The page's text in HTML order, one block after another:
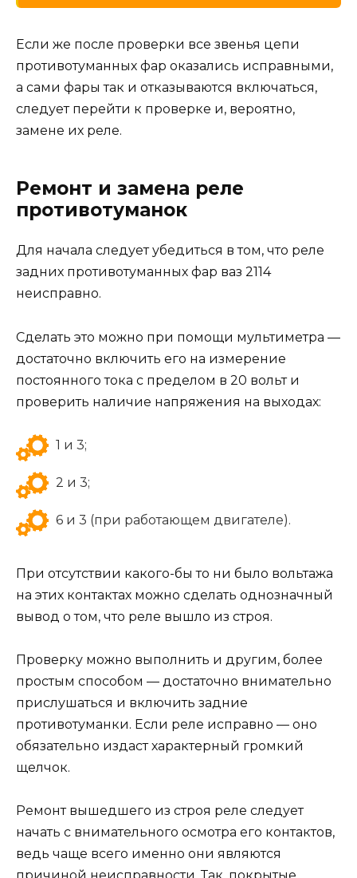
Если же после проверки все звенья цепи
противотуманных фар оказались исправными,
а сами фары так и отказываются включаться,
следует перейти к проверке и, вероятно,
замене их реле.
Ремонт и замена реле
противотуманок
Для начала следует убедиться в том, что реле
задних противотуманных фар ваз 2114
неисправно.
Сделать это можно при помощи мультиметра —
достаточно включить его на измерение
постоянного тока с пределом в 20 вольт и
проверить наличие напряжения на выходах:
1 и 3;
2 и 3;
6 и 3 (при работающем двигателе).
При отсутствии какого-бы то ни было вольтажа
на этих контактах можно сделать однозначный
вывод о том, что реле вышло из строя.
Проверку можно выполнить и другим, более
простым способом — достаточно внимательно
прислушаться и включить задние
противотуманки. Если реле исправно — оно
обязательно издаст характерный громкий
щелчок.
Ремонт вышедшего из строя реле следует
начать с внимательного осмотра его контактов,
ведь чаще всего именно они являются